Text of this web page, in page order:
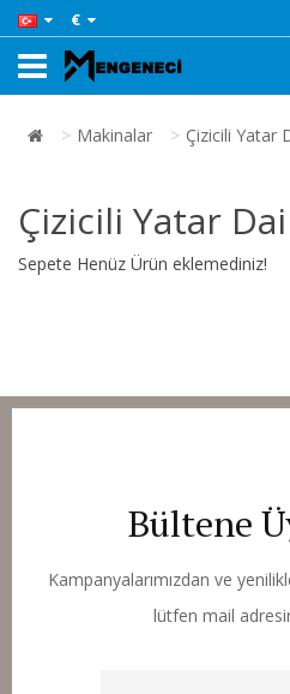
€
Makinalar Çizicili Yatar
Çizicili Yatar
Sepete Henüz Ürün eklemediniz!
Bültene
Kampanyalarımızdan ve
lütfen mail